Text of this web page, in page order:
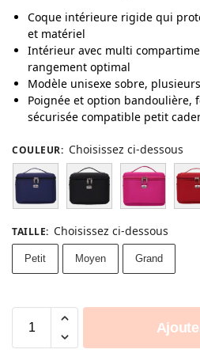
Coque intérieure rigide qui
et matériel
Intérieur avec multi
rangement optimal
Modèle unisexe sobre,
Poignée et option bandoulière,
sécurisée compatible petit
COULEUR: Choisissez ci-dessous
TAILLE: Choisissez ci-dessous
Petit Moyen Grand